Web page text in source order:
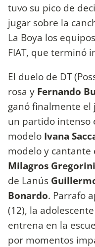
tuvo su pico de
jugar sobre la
La Boya los
FIAT, que terminó
El duelo de DT
rosa y Fernando
ganó finalmente
un partido intenso
modelo Ivana
modelo y cantante
Milagros Gregorini
de Lanús
Bonardo. Parrafo
(12), la
entrena en la
por momentos